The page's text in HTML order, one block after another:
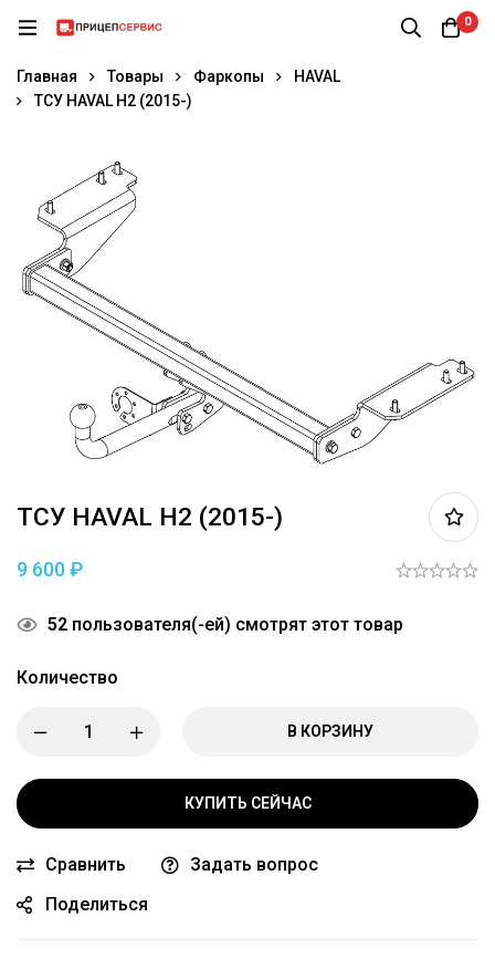
0
Главная Товары Фаркопы
HAVAL
ТСУ HAVAL H2 (2015-)
ТСУ HAVAL H2 (2015-)
9 600₽
52 пользователя(-ей) смотрят этот товар
Количество
В КОРЗИНУ
КУПИТЬ СЕЙЧАС
Сравнить
Задать вопрос
Поделиться